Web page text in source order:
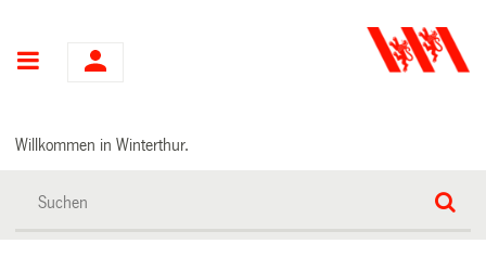
Hauptnavigation
Willkommen in Winterthur.